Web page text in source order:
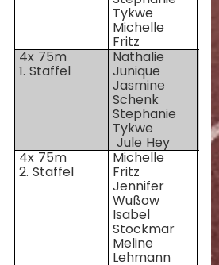
Tykwe
Michelle
Fritz
4x 75m
1. Staffel
Nathalie
Junique
Jasmine
Schenk
Stephanie
Tykwe
Jule Hey
4x 75m
2. Staffel
Michelle
Fritz
Jennifer
Wußow
Isabel
Stockmar
Meline
Lehmann
95